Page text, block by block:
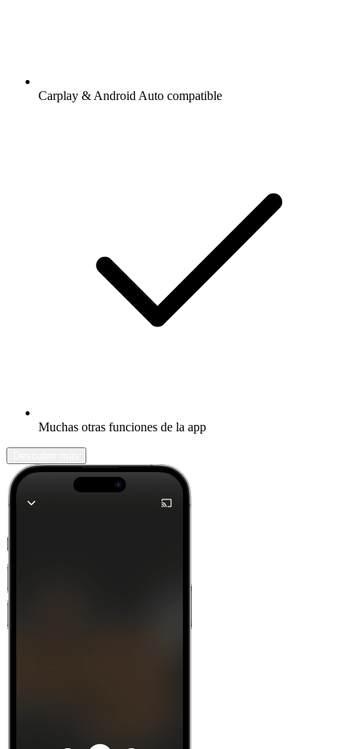
Carplay & Android Auto compatible
Muchas otras funciones de la app